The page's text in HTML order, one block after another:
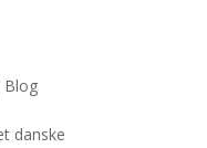
Blog
danske